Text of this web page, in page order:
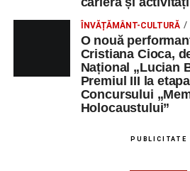
ÎNVĂȚĂMÂNT-CULTURĂ
O nouă
Cristiana Cioca,
Național „Lucian
Premiul III la
Concursului
Holocaustului”
PUBLICITATE